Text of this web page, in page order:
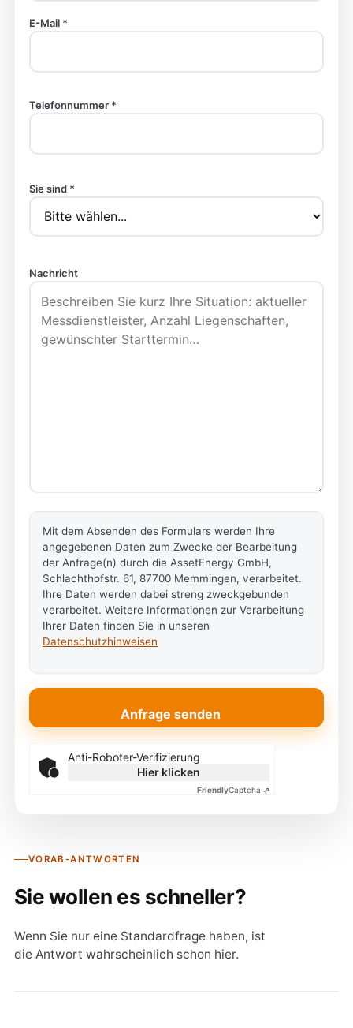
E-Mail *
Telefonnummer *
Sie sind *
Nachricht
Mit dem Absenden des Formulars werden Ihre
angegebenen Daten zum Zwecke der Bearbeitung
der Anfrage(n) durch die AssetEnergy GmbH,
Schlachthofstr. 61, 87700 Memmingen, verarbeitet.
Ihre Daten werden dabei streng zweckgebunden
verarbeitet. Weitere Informationen zur Verarbeitung
Ihrer Daten finden Sie in unseren
Datenschutzhinweisen
Anfrage senden
Anti-Roboter-Verifizierung
Hier klicken
FriendlyCaptcha ⇗
VORAB-ANTWORTEN
Sie wollen es schneller?
Wenn Sie nur eine Standardfrage haben, ist
die Antwort wahrscheinlich schon hier.